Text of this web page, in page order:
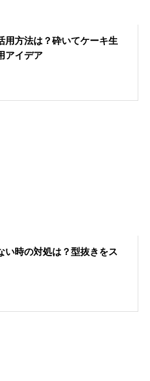
用方法は？砕いてケーキ生
アイデア
い時の対処は？型抜きをス